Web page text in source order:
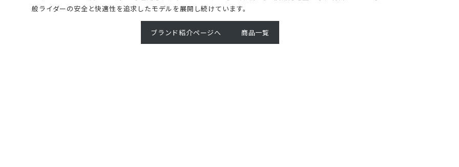
般ライダーの安全と快適性を追求したモデルを展開し続けています。
ブランド紹介ページへ 商品一覧